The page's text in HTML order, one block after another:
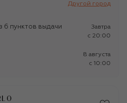
Другой город
6 пунктов выдачи
Завтра
c 20:00
8 августа
c 10:00